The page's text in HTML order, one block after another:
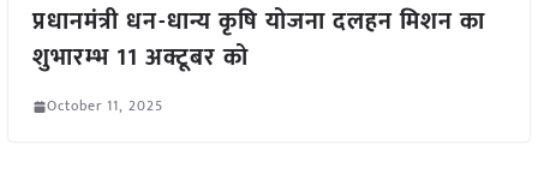
प्रधानमंत्री धन-धान्य कृषि योजना दलहन मिशन का
शुभारम्भ 11 अक्टूबर को
October 11, 2025